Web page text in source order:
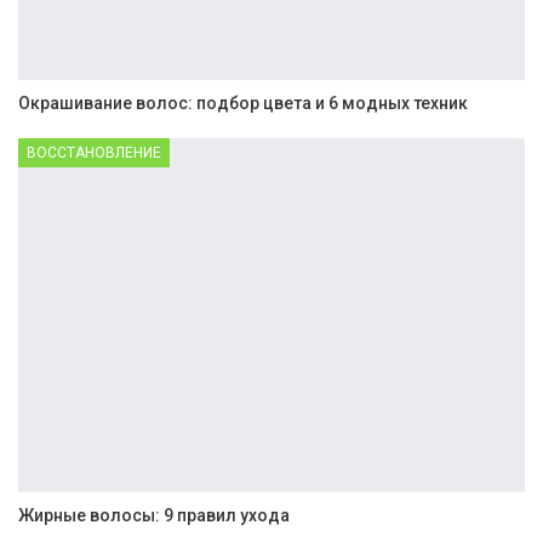
Окрашивание волос: подбор цвета и 6 модных техник
ВОССТАНОВЛЕНИЕ
Жирные волосы: 9 правил ухода